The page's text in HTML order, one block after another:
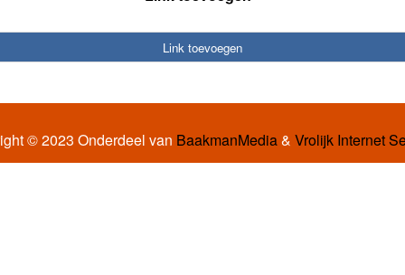
Link toevoegen
© 2023 Onderdeel van BaakmanMedia& Vrolijk Internet